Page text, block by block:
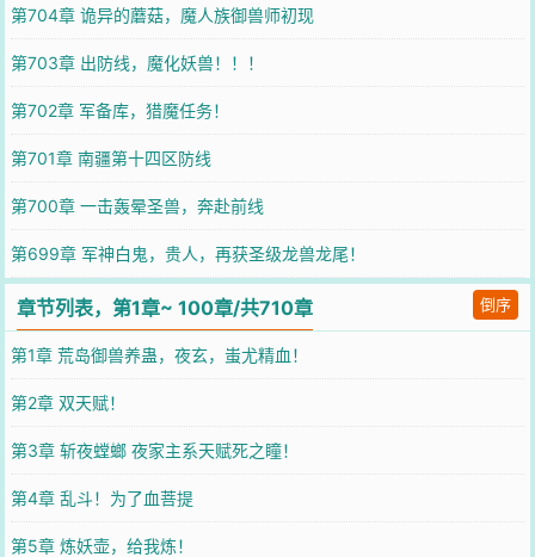
第704章 诡异的蘑菇，魔人族御兽师初现
第703章 出防线，魔化妖兽！！！
第702章 军备库，猎魔任务！
第701章 南疆第十四区防线
第700章 一击轰晕圣兽，奔赴前线
第699章 军神白鬼，贵人，再获圣级龙兽龙尾！
章节列表，第1章~ 100章/共710章 倒序
第1章 荒岛御兽养蛊，夜玄，蚩尤精血！
第2章 双天赋！
第3章 斩夜螳螂 夜家主系天赋死之瞳！
第4章 乱斗！为了血菩提
第5章 炼妖壶，给我炼！